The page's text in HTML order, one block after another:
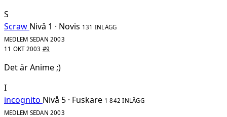
S
Scraw Nivå 1 · Novis 131 INLÄGG
MEDLEM SEDAN 2003
11 OKT 2003 #9
Det är Anime ;)
I
incognito Nivå 5 · Fuskare 1 842 INLÄGG
MEDLEM SEDAN 2003